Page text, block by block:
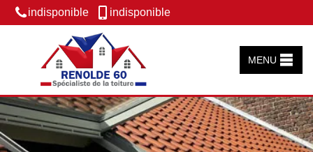
indisponible indisponible
MENU